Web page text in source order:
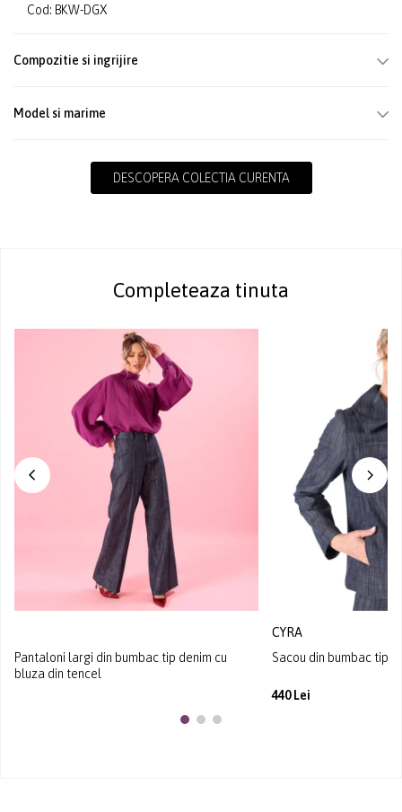
Cod: BKW-DGX
Compozitie si ingrijire
Model si marime
DESCOPERA COLECTIA CURENTA
Completeaza tinuta
Pantaloni largi din bumbac tip denim cu
bluza din tencel
CYRA
Sacou din bumbac tip
440 Lei